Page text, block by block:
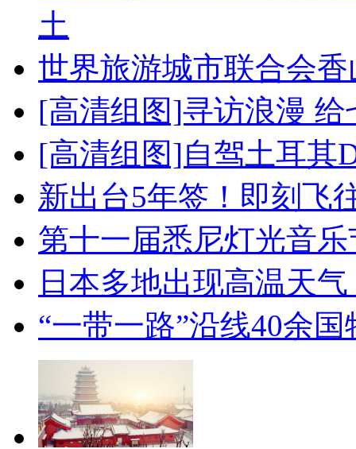
土
世界旅游城市联合会
[高清组图]寻访浪漫
[高清组图]自驾土耳其
新出台5年签！即刻飞
第十一届悉尼灯光音
日本多地出现高温天
“一带一路”沿线40余